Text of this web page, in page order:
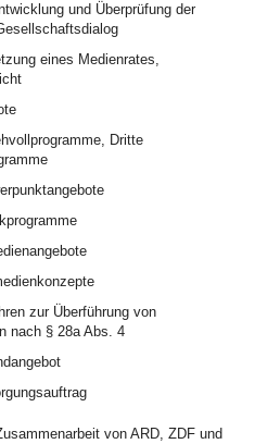
und Überprüfung der
eines Medienrates,
Dritte
zur Überführung von
nach § 28a Abs. 4
von ARD, ZDF und